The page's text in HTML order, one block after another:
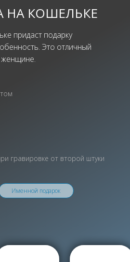
НА КОШЕЛЬКЕ
придаст подарку
Это отличный
женщине.
гравировке от второй штуки
Именной подарок